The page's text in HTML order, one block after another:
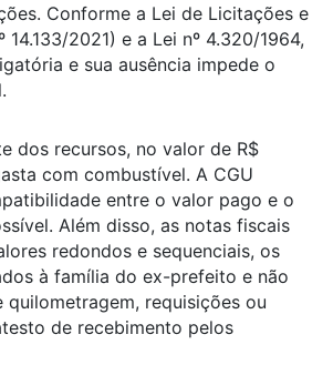
Conforme a Lei de Licitações e
14.133/2021) e a Lei nº 4.320/1964,
e sua ausência impede o
dos recursos, no valor de R$
com combustível. A CGU
entre o valor pago e o
Além disso, as notas fiscais
redondos e sequenciais, os
à família do ex-prefeito e não
quilometragem, requisições ou
de recebimento pelos